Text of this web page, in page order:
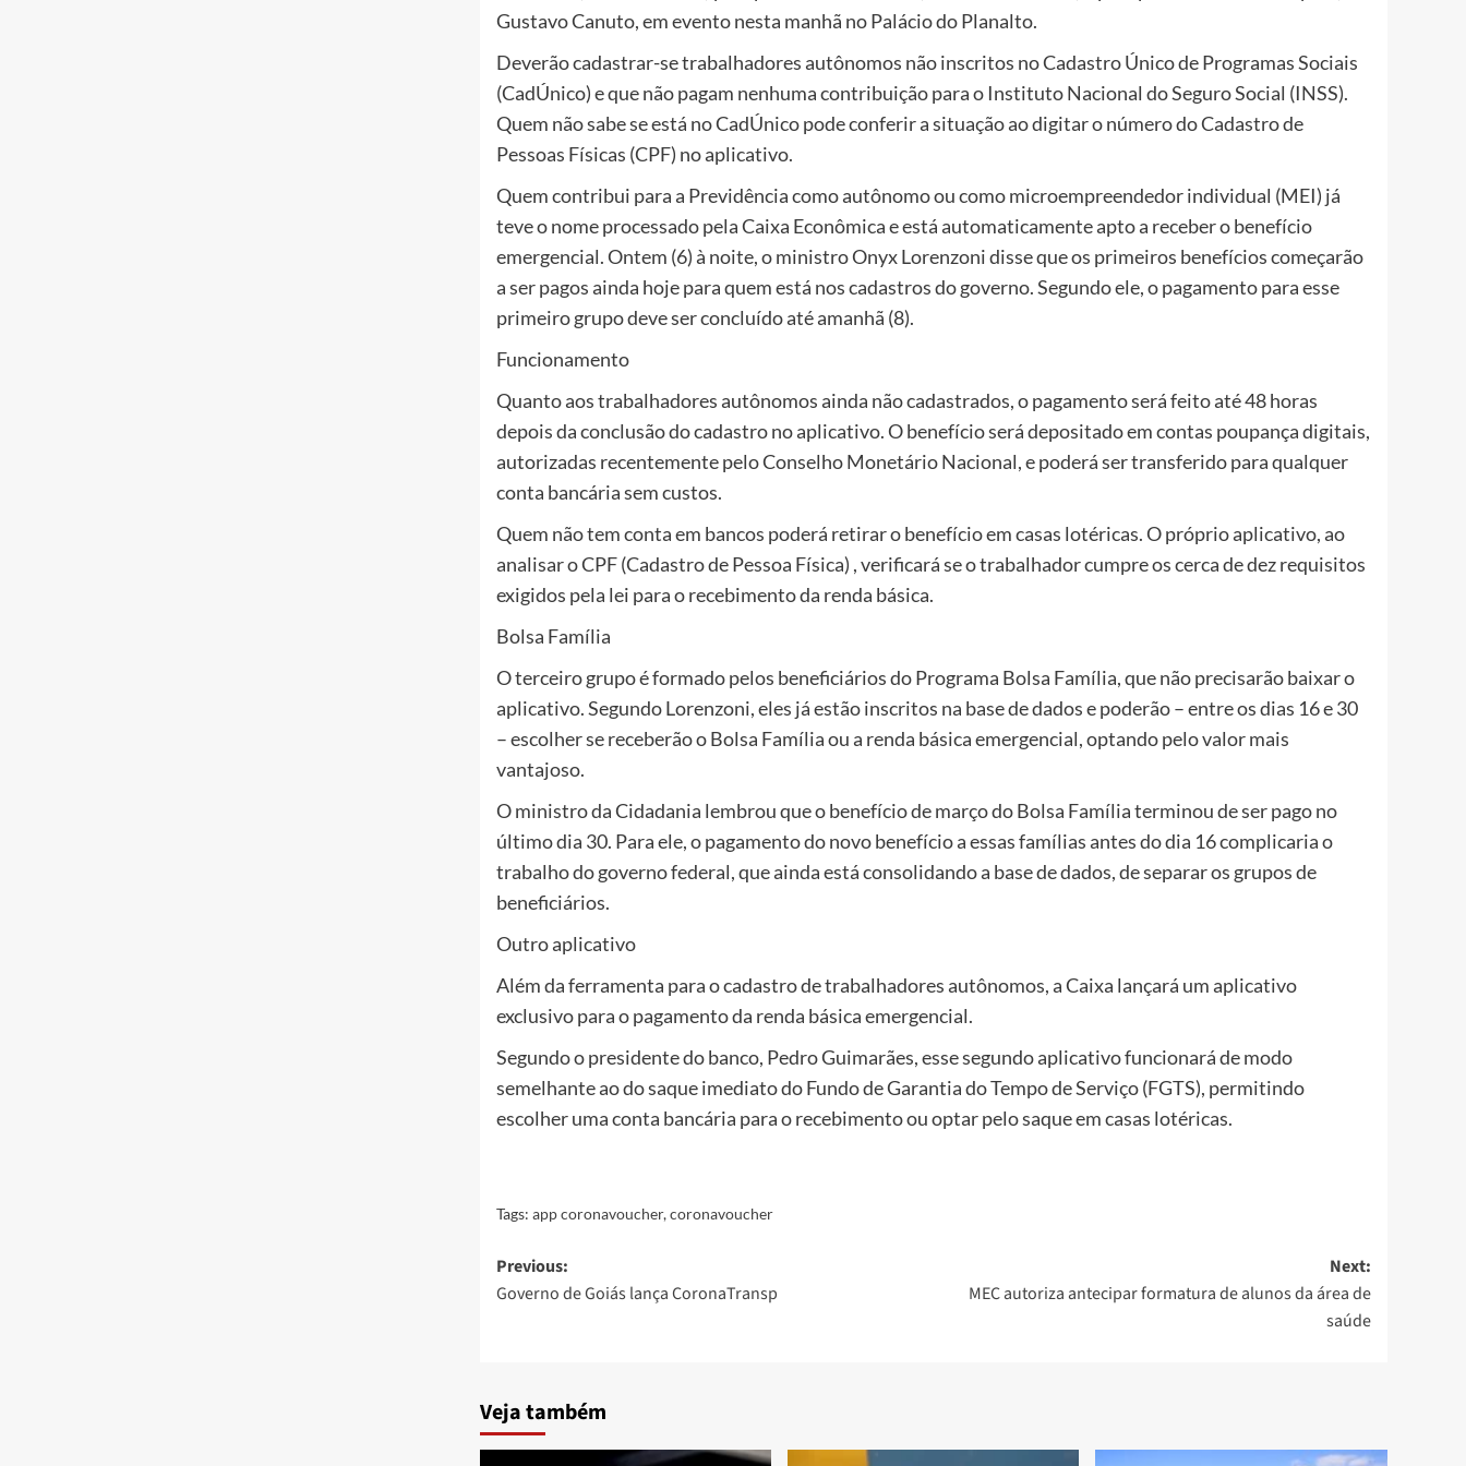
Gustavo Canuto, em evento nesta manhã no Palácio do Planalto.
Deverão cadastrar-se trabalhadores autônomos não inscritos no Cadastro Único de Programas Sociais
(CadÚnico) e que não pagam nenhuma contribuição para o Instituto Nacional do Seguro Social (INSS).
Quem não sabe se está no CadÚnico pode conferir a situação ao digitar o número do Cadastro de
Pessoas Físicas (CPF) no aplicativo.
Quem contribui para a Previdência como autônomo ou como microempreendedor individual (MEI) já
teve o nome processado pela Caixa Econômica e está automaticamente apto a receber o benefício
emergencial. Ontem (6) à noite, o ministro Onyx Lorenzoni disse que os primeiros benefícios começarão
a ser pagos ainda hoje para quem está nos cadastros do governo. Segundo ele, o pagamento para esse
primeiro grupo deve ser concluído até amanhã (8).
Funcionamento
Quanto aos trabalhadores autônomos ainda não cadastrados, o pagamento será feito até 48 horas
depois da conclusão do cadastro no aplicativo. O benefício será depositado em contas poupança digitais,
autorizadas recentemente pelo Conselho Monetário Nacional, e poderá ser transferido para qualquer
conta bancária sem custos.
Quem não tem conta em bancos poderá retirar o benefício em casas lotéricas. O próprio aplicativo, ao
analisar o CPF (Cadastro de Pessoa Física) , verificará se o trabalhador cumpre os cerca de dez requisitos
exigidos pela lei para o recebimento da renda básica.
Bolsa Família
O terceiro grupo é formado pelos beneficiários do Programa Bolsa Família, que não precisarão baixar o
aplicativo. Segundo Lorenzoni, eles já estão inscritos na base de dados e poderão – entre os dias 16 e 30
– escolher se receberão o Bolsa Família ou a renda básica emergencial, optando pelo valor mais
vantajoso.
O ministro da Cidadania lembrou que o benefício de março do Bolsa Família terminou de ser pago no
último dia 30. Para ele, o pagamento do novo benefício a essas famílias antes do dia 16 complicaria o
trabalho do governo federal, que ainda está consolidando a base de dados, de separar os grupos de
beneficiários.
Outro aplicativo
Além da ferramenta para o cadastro de trabalhadores autônomos, a Caixa lançará um aplicativo
exclusivo para o pagamento da renda básica emergencial.
Segundo o presidente do banco, Pedro Guimarães, esse segundo aplicativo funcionará de modo
semelhante ao do saque imediato do Fundo de Garantia do Tempo de Serviço (FGTS), permitindo
escolher uma conta bancária para o recebimento ou optar pelo saque em casas lotéricas.
Tags: app coronavoucher,coronavoucher
Post
navigation
Previous:
Governo de Goiás lança CoronaTransp
Next:
MEC autoriza antecipar formatura de alunos da área de
saúde
Veja também